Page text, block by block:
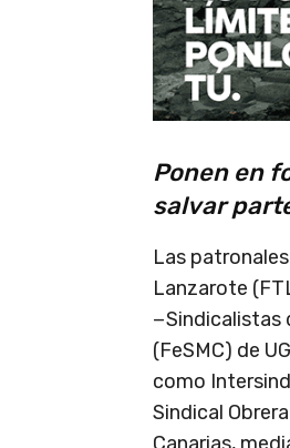
Ponen en
salvar
Las
Lanzarote
−Sindicalistas
(FeSMC) de
como
Sindical